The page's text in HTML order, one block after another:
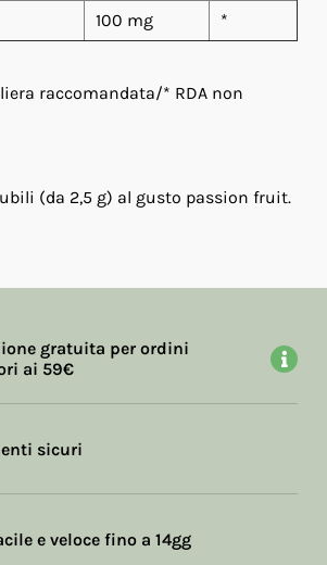
100 mg *
raccomandata/* RDA non
(da 2,5 g) al gusto passion fruit.
gratuita per ordini
ai 59€
sicuri
e veloce fino a 14gg